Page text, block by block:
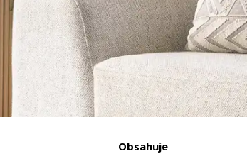
Obsahuje